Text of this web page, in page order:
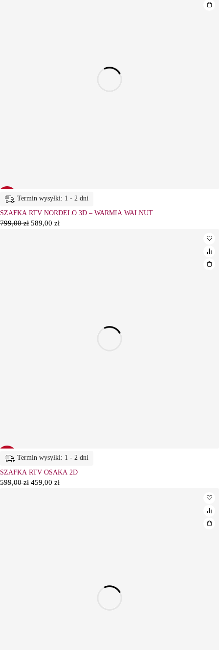
26% Termin wysyłki: 1 - 2 dni
SZAFKA RTV NORDELO 3D – WARMIA WALNUT
799,00zł 589,00 zł
23% Termin wysyłki: 1 - 2 dni
SZAFKA RTV OSAKA 2D
599,00zł 459,00 zł